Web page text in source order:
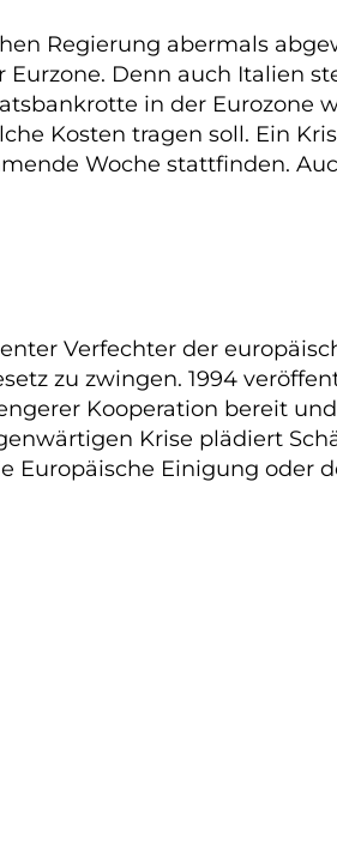
Regierung abermals
Denn auch Italien
in der Eurozone
Kosten tragen soll. Ein
Woche stattfinden.
Verfechter der
zu zwingen. 1994
Kooperation bereit
Krise plädiert
Einigung oder